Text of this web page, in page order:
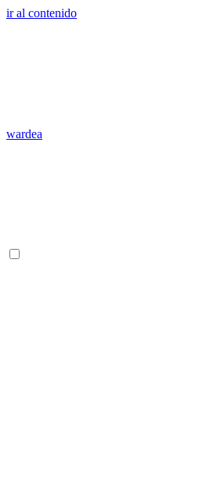
ir al contenido
wardea